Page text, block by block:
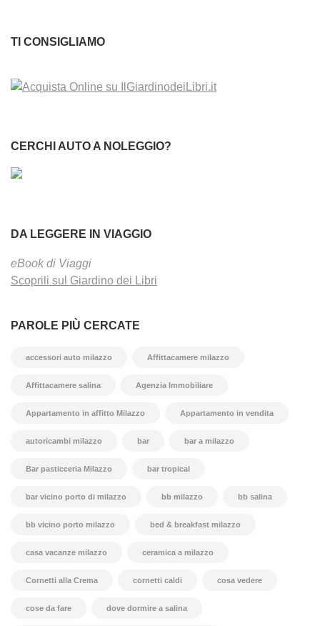
TI CONSIGLIAMO
CERCHI AUTO A NOLEGGIO?
DA LEGGERE IN VIAGGIO
eBook di Viaggi
Scoprili sul Giardino dei Libri
PAROLE PIÙ CERCATE
accessori auto milazzo Affittacamere milazzo
Affittacamere salina Agenzia Immobiliare
Appartamento in affitto Milazzo Appartamento in vendita
autoricambi milazzo bar bar a milazzo
Bar pasticceria Milazzo bar tropical
bar vicino porto di milazzo bb milazzo bb salina
bb vicino porto milazzo bed & breakfast milazzo
casa vacanze milazzo ceramica a milazzo
Cornetti alla Crema cornetti caldi cosa vedere
cose da fare dove dormire a salina